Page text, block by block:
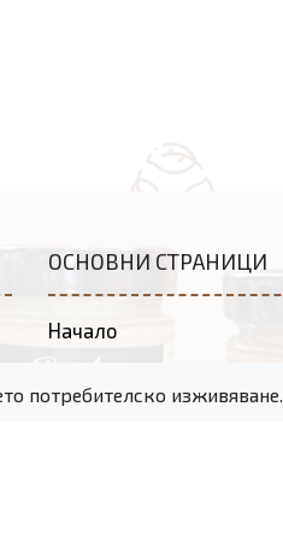
ОСНОВНИ СТРАНИЦИ
Начало
Промоционални артикули
потребителско изживяване.